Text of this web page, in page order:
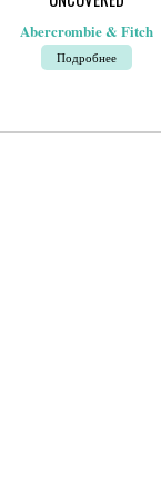
Abercrombie & Fitch
Подробнее